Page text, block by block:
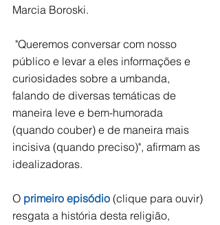
Marcia Boroski.
público e levar a eles informações e
curiosidades sobre a umbanda,
falando de diversas temáticas de
maneira leve e bem-humorada
(quando couber) e de maneira mais
incisiva (quando preciso)", afirmam as
idealizadoras.
O primeiro episódio (clique para ouvir)
resgata a história desta religião,